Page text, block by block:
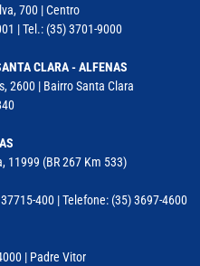
700 | Centro
| Tel.: (35) 3701-9000
CLARA - ALFENAS
2600 | Bairro Santa Clara
11999 (BR 267 Km 533)
400 | Telefone: (35) 3697-4600
| Padre Vitor